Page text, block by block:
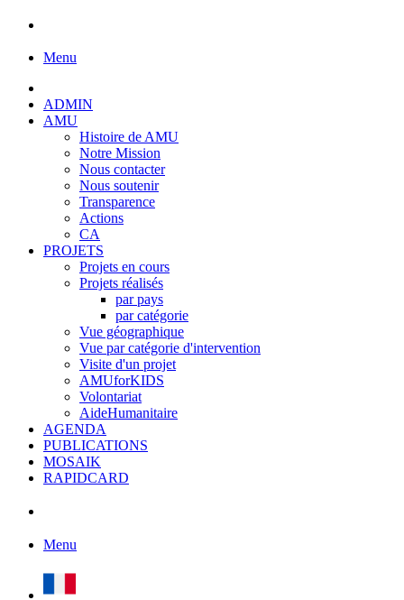
Menu
ADMIN
AMU
Histoire de AMU
Notre Mission
Nous contacter
Nous soutenir
Transparence
Actions
CA
PROJETS
Projets en cours
Projets réalisés
par pays
par catégorie
Vue géographique
Vue par catégorie d'intervention
Visite d'un projet
AMUforKIDS
Volontariat
AideHumanitaire
AGENDA
PUBLICATIONS
MOSAIK
RAPIDCARD
Menu